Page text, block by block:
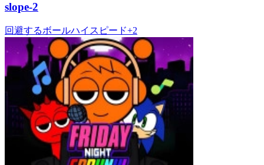
slope-2
回避するボールハイスピード+2